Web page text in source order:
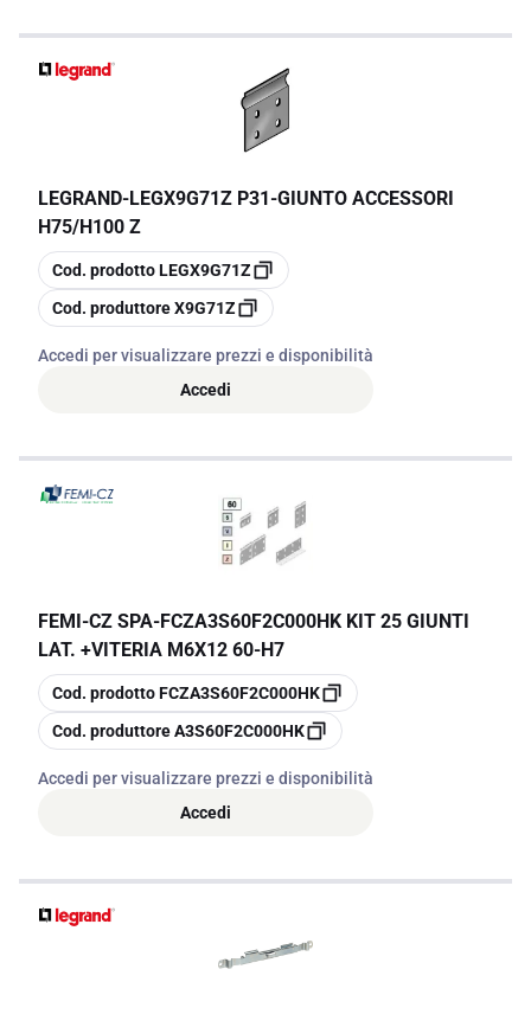
LEGRAND-LEGX9G71Z P31-GIUNTO ACCESSORI
H75/H100 Z
copia
Cod. prodottoLEGX9G71Z
copia
Cod. produttoreX9G71Z
Accedi per visualizzare prezzi e disponibilità
Accedi
FEMI-CZ SPA-FCZA3S60F2C000HK KIT 25 GIUNTI
LAT. +VITERIA M6X12 60-H7
copia
Cod. prodottoFCZA3S60F2C000HK
copia
Cod. produttoreA3S60F2C000HK
Accedi per visualizzare prezzi e disponibilità
Accedi